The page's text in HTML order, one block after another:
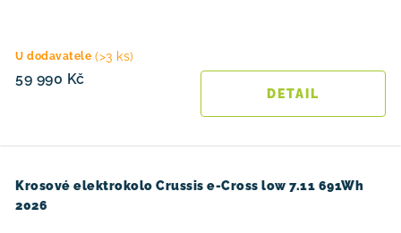
U dodavatele (>3 ks)
59 990 Kč
Krosové elektrokolo Crussis e-Cross low 7.11 691Wh
2026